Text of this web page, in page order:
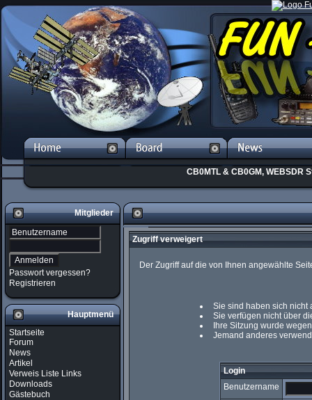
CB0MTL & CB0GM, WEBSDR
Mitglieder
Passwort vergessen?
Registrieren
Hauptmenü
Startseite
Forum
News
Artikel
Verweis Liste Links
Downloads
Gästebuch
Zugriff verweigert
Der Zugriff auf die von Ihnen angewählte
Sie sind haben sich nicht
Sie verfügen nicht über
Ihre Sitzung wurde
Jemand anderes
Login
Benutzername